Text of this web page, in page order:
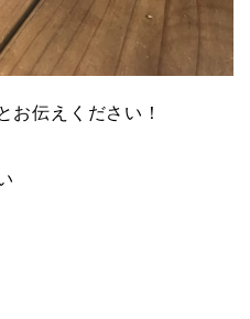
お伝えください！